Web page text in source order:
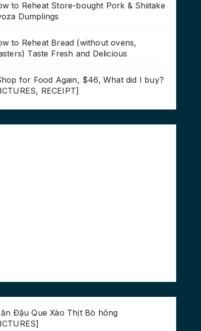
to Reheat Store-bought Pork & Shiitake
Dumplings
to Reheat Bread (without ovens,
Taste Fresh and Delicious
for Food Again, $46, What did I buy?
RECEIPT]
Đậu Que Xào Thịt Bò hông